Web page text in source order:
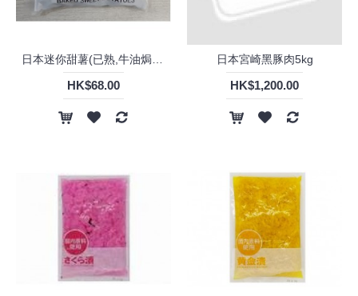
日本迷你甜薯(已熟,牛油焗) (500G/BAG)
HK$68.00
日本宮崎黑豚肉5kg
HK$1,200.00